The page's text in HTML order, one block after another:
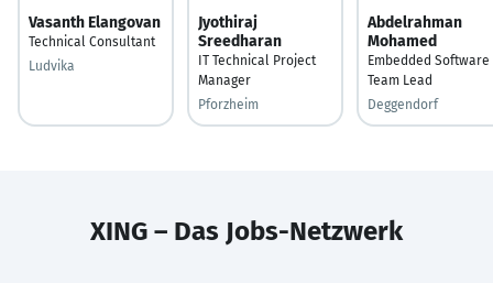
Vasanth Elangovan
Technical Consultant
Ludvika
Jyothiraj
Sreedharan
IT Technical Project
Manager
Pforzheim
Abdelrahman
Mohamed
Embedded Software
Team Lead
Deggendorf
XING – Das Jobs-Netzwerk